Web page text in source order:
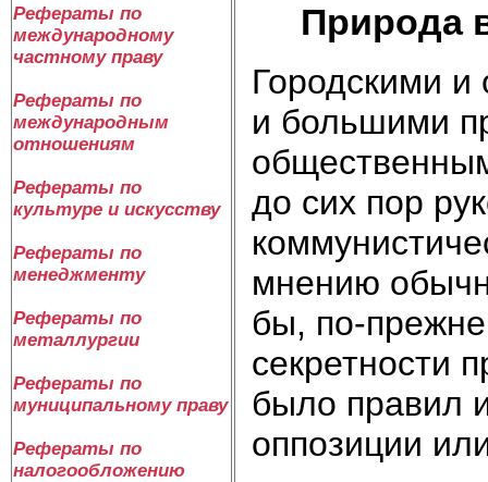
Рефераты по
международному
частному праву
Рефераты по
международным
отношениям
Рефераты по
культуре и искусству
Рефераты по
менеджменту
Рефераты по
металлургии
Рефераты по
муниципальному праву
Рефераты по
налогообложению
Природа
Городскими и
и большими
до сих пор
мнению
бы, по-
секретности
было правил
оппозиции